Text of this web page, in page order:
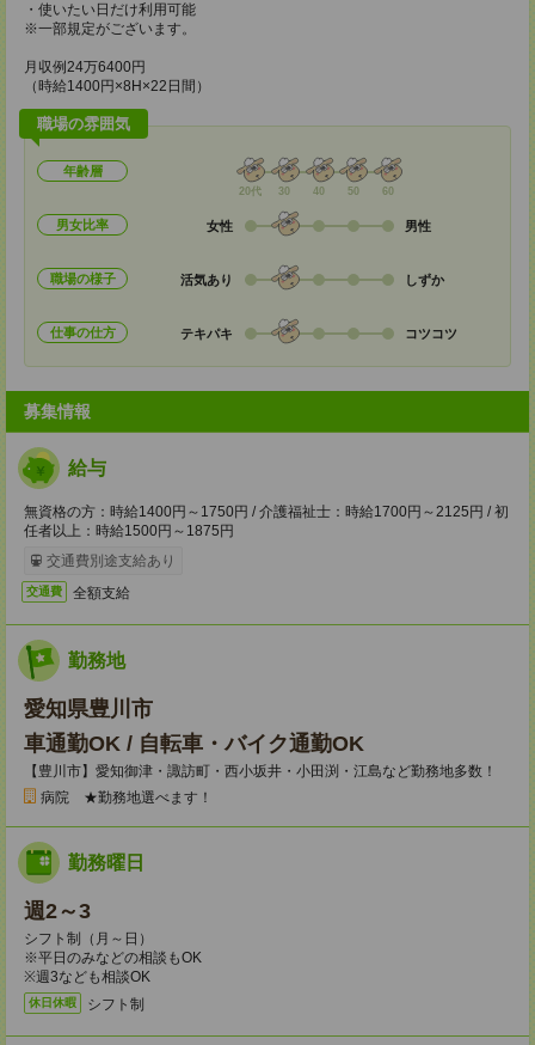
・使いたい日だけ利用可能
※一部規定がございます。
月収例24万6400円
（時給1400円×8H×22日間）
職場の雰囲気
年齢層
20代 30 40 50 60
男女比率 女性 男性
職場の様子 活気あり しずか
仕事の仕方 テキパキ コツコツ
募集情報
給与
無資格の方：時給1400円～1750円 / 介護福祉士：時給1700円～2125円 / 初
任者以上：時給1500円～1875円
交通費別途支給あり
交通費 全額支給
勤務地
愛知県豊川市
車通勤OK / 自転車・バイク通勤OK
【豊川市】愛知御津・諏訪町・西小坂井・小田渕・江島など勤務地多数！
病院 ★勤務地選べます！
勤務曜日
週2～3
シフト制（月～日）
※平日のみなどの相談もOK
※週3なども相談OK
休日休暇 シフト制